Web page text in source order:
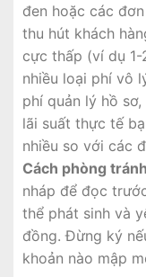
đen hoặc các
thu hút khách
cực thấp (ví dụ
nhiều loại phí vô
phí quản lý hồ
lãi suất thực tế
nhiều so với các
Cách phòng tránh
nháp để đọc
thể phát sinh và
đồng. Đừng ký
khoản nào mập